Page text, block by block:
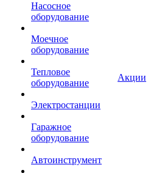
Насосное
оборудование
Моечное
оборудование
Тепловое
оборудование
Электростанции
Гаражное
оборудование
Автоинструмент
Акции